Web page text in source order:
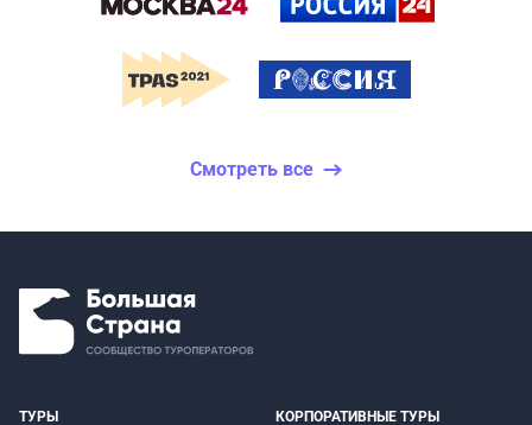
Смотреть все
ТУРЫ КОРПОРАТИВНЫЕ ТУРЫ